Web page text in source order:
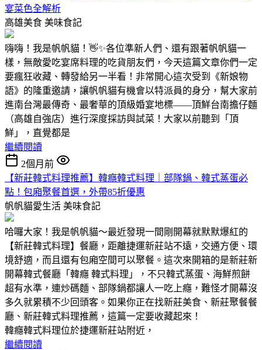
宴菜色全解析
高雄美食 美味食記
嗨嗨！我是帆帆貓！👋✨各位準新人們、還有跟著帆帆貓一
樣，無敵愛吃宴席料理的吃貨朋友們，今天這篇文章你們一定
要瘋狂收藏、轉發給另一半看！非常開心這次受到《新娘物
語》的隆重邀請，讓帆帆貓有機會以特派員的身分，幫大家前
進南台灣最傳奇、最奢華的頂級婚宴地標——頂鮮台南擔仔麵
（高雄自強店）進行深度採訪與試菜！大家以前聽到「頂
鮮」，直覺都是
繼續閱讀
2個月前
【新莊韓式料理推薦】韓癮韓式料理｜部隊鍋、韓式蒸蛋必
點！包廂聚餐首選，外帶85折優惠
帆帆貓愛生活 美味食記
哈囉大家！我是帆帆貓～最近發現一間剛開幕就默默爆紅的
【新莊韓式料理】餐廳，距離捷運新莊站不遠，交通方便、環
境舒適，而且還有包廂空間可以聚餐。這次來開箱的是新莊新
開幕韓式餐廳「韓癮 韓式料理」，不只韓式蒸蛋、海鮮煎餅
超有水準，連炒碼麵、部隊鍋都讓人一吃上癮，難怪才開幕沒
多久就累積不少回頭客。如果你正在找新莊美食、新莊聚餐餐
廳、新莊韓式料理推薦，這篇一定要收藏起來！
韓癮韓式料理位於捷運新莊站附近，
繼續閱讀